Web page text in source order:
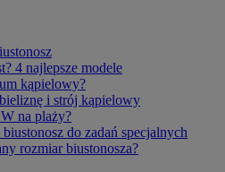
4 najlepsze modele
kąpielowy?
i strój kąpielowy
na plaży?
do zadań specjalnych
rozmiar biustonosza?